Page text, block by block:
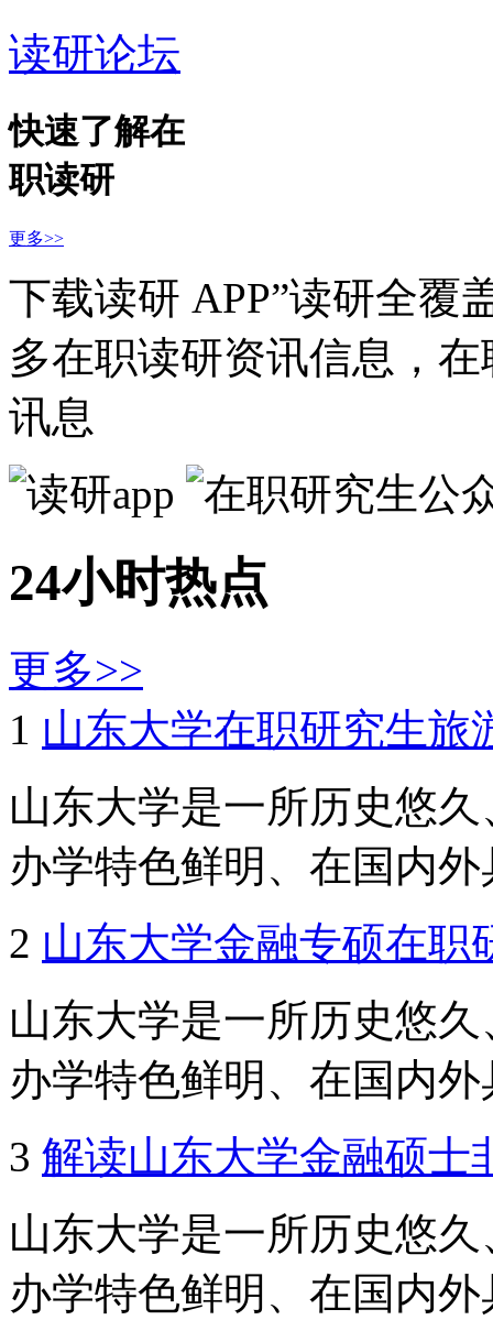
读研论坛
快速了解在
职读研
更多>>
下载读研 APP”读研全覆
多在职读研资讯信息，
讯息
24小时热点
更多>>
1 山东大学在职研究生旅
山东大学是一所历史悠
办学特色鲜明、在国内外
2 山东大学金融专硕在职
山东大学是一所历史悠
办学特色鲜明、在国内外
3 解读山东大学金融硕士
山东大学是一所历史悠
办学特色鲜明、在国内外